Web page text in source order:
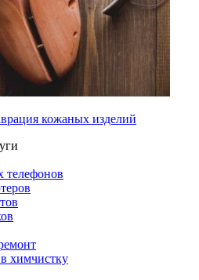
кожаных изделий
телефонов
химчистку